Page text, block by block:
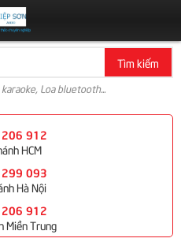
Tìm kiếm
Loa bluetooth...
912
HCM
093
Hà Nội
912
Miền Trung